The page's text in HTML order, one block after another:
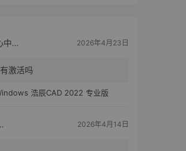
那心中的话 2026年4月23日
激活吗
浩辰CAD 2022 专业版
2026年4月14日